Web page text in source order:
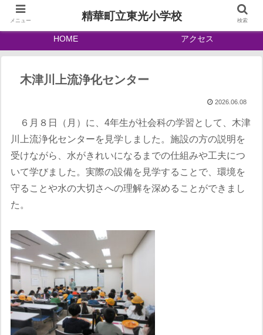
HOME アクセス
木津川上流浄化センター
2026.06.08
６月８日（月）に、4年生が社会科の学習として、木津
川上流浄化センターを見学しました。施設の方の説明を
受けながら、水がきれいになるまでの仕組みや工夫につ
いて学びました。実際の設備を見学することで、環境を
守ることや水の大切さへの理解を深めることができまし
た。
メニュー 精華町立東光小学校 検索